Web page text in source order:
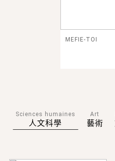
MEFIE-TOI
Sciences humaines
人文科學
Art
藝術